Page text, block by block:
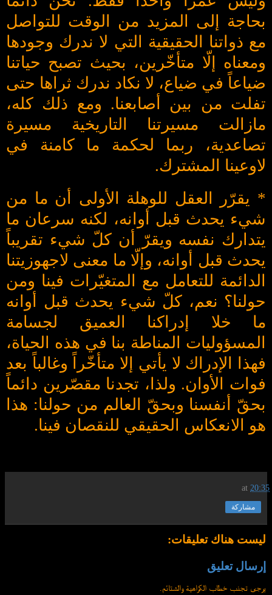
بحاجة إلى المزيد من الوقت للتواصل
مع ذواتنا الحقيقية التي لا ندرك وجودها
ومعناه إلّا متأخّرين، بحيث تصبح حياتنا
ضياعاً في ضياع، لا نكاد ندرك ثراها حتى
تفلت من بين أصابعنا. ومع ذلك كله،
مازالت مسيرتنا التاريخية مسيرة
تصاعدية، ربما لحكمة ما كامنة في
لاوعينا المشترك.
* يقرّر العقل للوهلة الأولى أن ما من
شيء يحدث قبل أوانه، لكنه سرعان ما
يتدارك نفسه ويقرّ أن كلّ شيء تقريباً
يحدث قبل أوانه، وإلّا ما معنى لاجهوزيتنا
الدائمة للتعامل مع المتغيّرات فينا ومن
حولنا؟ نعم، كلّ شيء يحدث قبل أوانه
ما خلا إدراكنا العميق لجسامة
المسؤوليات المناطة بنا في هذه الحياة،
فهذا الإدراك لا يأتي إلا متأخّراً وغالباً بعد
فوات الأوان. ولذا، تجدنا مقصّرين دائماً
بحقّ أنفسنا وبحقّ العالم من حولنا: هذا
هو الانعكاس الحقيقي للنقصان فينا.
at20:35
مشاركة
ليست هناك تعليقات:
إرسال تعليق
يرجى تجنب خطاب الكراهية والشتائم.